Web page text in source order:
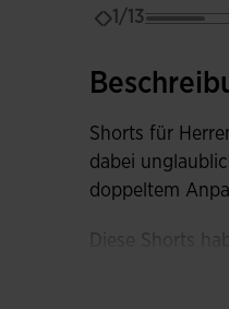
1/13
Shorts für
dabei
doppeltem
Diese Shorts
die Hose an
Schlitzen am